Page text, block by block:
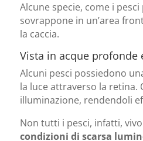
Alcune specie, come i
sovrappone in un’area
la caccia.
Vista in acque profonde
Alcuni pesci possiedono
la luce attraverso la
illuminazione, rendendoli
Non tutti i pesci, infatti,
condizioni di scarsa